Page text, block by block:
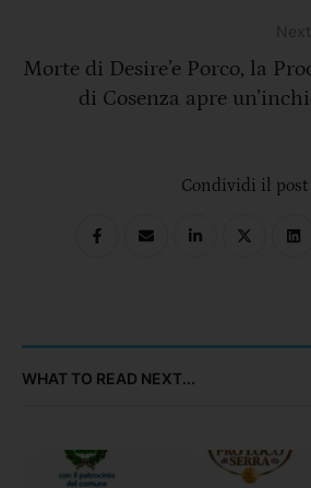
Morte di Desire’e Porco, la
di Cosenza apre
Condividi il post
WHAT TO READ NEXT...